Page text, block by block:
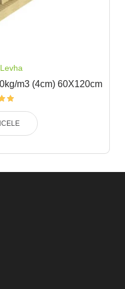
m3 (4cm) 60X120cm